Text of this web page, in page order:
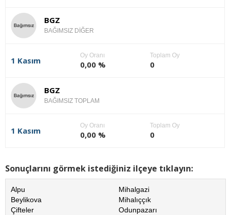
BGZ
BAĞIMSIZ DİĞER
1 Kasım
Oy Oranı
0,00 %
Toplam Oy
0
BGZ
BAĞIMSIZ TOPLAM
1 Kasım
Oy Oranı
0,00 %
Toplam Oy
0
Sonuçlarını görmek istediğiniz ilçeye tıklayın:
Alpu
Beylikova
Çifteler
Mihalgazi
Mihalıççık
Odunpazarı